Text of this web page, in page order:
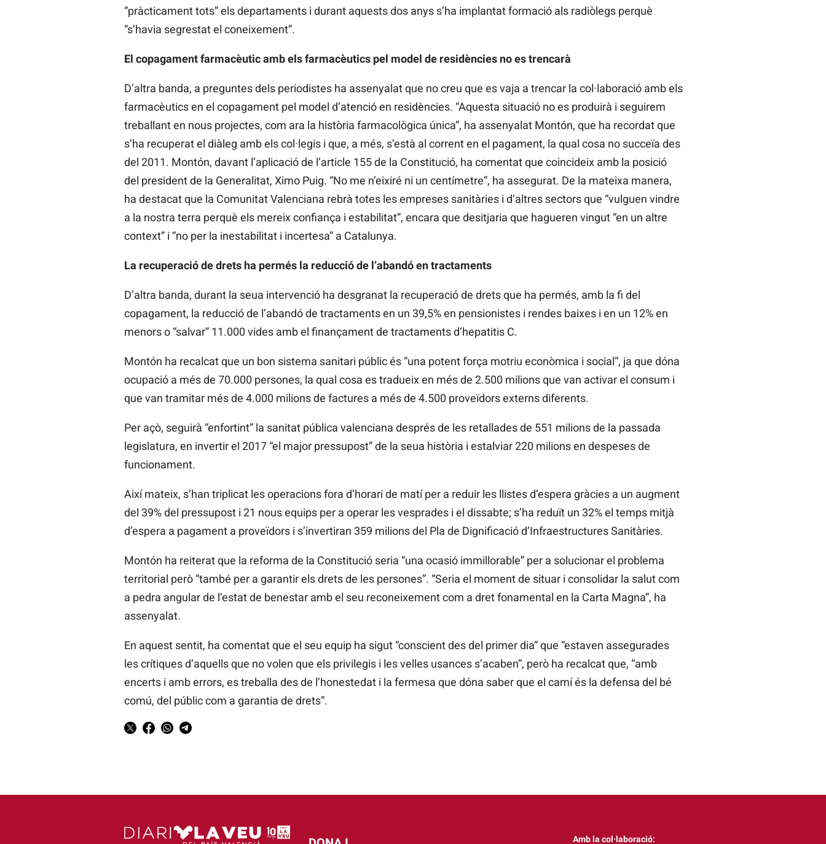
“pràcticament tots” els departaments i durant aquests dos anys s’ha implantat formació als radiòlegs perquè
“s’havia segrestat el coneixement”.
El copagament farmacèutic amb els farmacèutics pel model de residències no es trencarà
D’altra banda, a preguntes dels periodistes ha assenyalat que no creu que es vaja a trencar la col·laboració amb els
farmacèutics en el copagament pel model d’atenció en residències. “Aquesta situació no es produirà i seguirem
treballant en nous projectes, com ara la història farmacològica única”, ha assenyalat Montón, que ha recordat que
s’ha recuperat el diàleg amb els col·legis i que, a més, s’està al corrent en el pagament, la qual cosa no succeïa des
del 2011. Montón, davant l’aplicació de l’article 155 de la Constitució, ha comentat que coincideix amb la posició
del president de la Generalitat, Ximo Puig. “No me n’eixiré ni un centímetre”, ha assegurat. De la mateixa manera,
ha destacat que la Comunitat Valenciana rebrà totes les empreses sanitàries i d’altres sectors que “vulguen vindre
a la nostra terra perquè els mereix confiança i estabilitat”, encara que desitjaria que hagueren vingut “en un altre
context” i “no per la inestabilitat i incertesa” a Catalunya.
La recuperació de drets ha permés la reducció de l’abandó en tractaments
D’altra banda, durant la seua intervenció ha desgranat la recuperació de drets que ha permés, amb la fi del
copagament, la reducció de l’abandó de tractaments en un 39,5% en pensionistes i rendes baixes i en un 12% en
menors o “salvar” 11.000 vides amb el finançament de tractaments d’hepatitis C.
Montón ha recalcat que un bon sistema sanitari públic és “una potent força motriu econòmica i social”, ja que dóna
ocupació a més de 70.000 persones, la qual cosa es tradueix en més de 2.500 milions que van activar el consum i
que van tramitar més de 4.000 milions de factures a més de 4.500 proveïdors externs diferents.
Per açò, seguirà “enfortint” la sanitat pública valenciana després de les retallades de 551 milions de la passada
legislatura, en invertir el 2017 “el major pressupost” de la seua història i estalviar 220 milions en despeses de
funcionament.
Així mateix, s’han triplicat les operacions fora d’horari de matí per a reduir les llistes d’espera gràcies a un augment
del 39% del pressupost i 21 nous equips per a operar les vesprades i el dissabte; s’ha reduït un 32% el temps mitjà
d’espera a pagament a proveïdors i s’invertiran 359 milions del Pla de Dignificació d’Infraestructures Sanitàries.
Montón ha reiterat que la reforma de la Constitució seria “una ocasió immillorable” per a solucionar el problema
territorial però “també per a garantir els drets de les persones”. “Seria el moment de situar i consolidar la salut com
a pedra angular de l’estat de benestar amb el seu reconeixement com a dret fonamental en la Carta Magna”, ha
assenyalat.
En aquest sentit, ha comentat que el seu equip ha sigut “conscient des del primer dia” que “estaven assegurades
les crítiques d’aquells que no volen que els privilegis i les velles usances s’acaben”, però ha recalcat que, “amb
encerts i amb errors, es treballa des de l’honestedat i la fermesa que dóna saber que el camí és la defensa del bé
comú, del públic com a garantia de drets”.
Amb la col·laboració: